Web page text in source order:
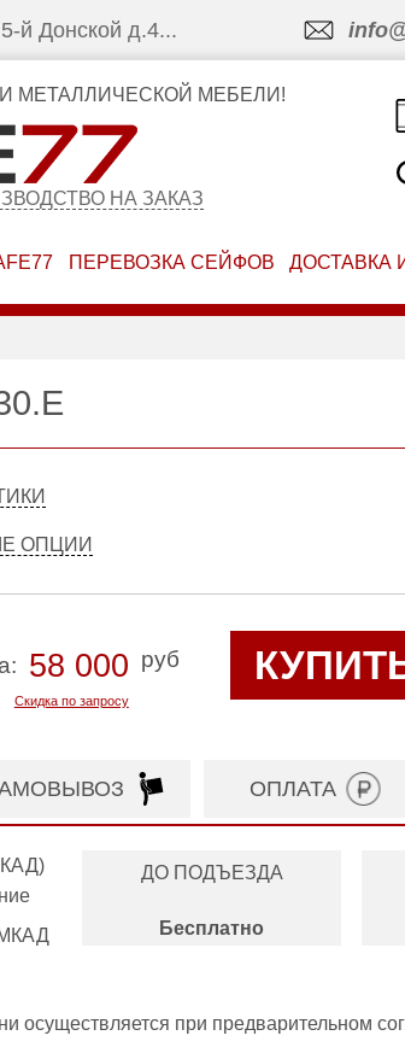
й Донской д.4...
МЕБЕЛИ!
НА ЗАКАЗ
ПЕРЕВОЗКА СЕЙФОВ ДОСТАВКА
ОПЦИИ
58 000
Скидка по запросу
руб
ОПЛАТА
ДО ПОДЪЕЗДА
Бесплатно
осуществляется при предварительном